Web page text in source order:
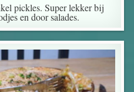
pickles. Super lekker bij
en door salades.